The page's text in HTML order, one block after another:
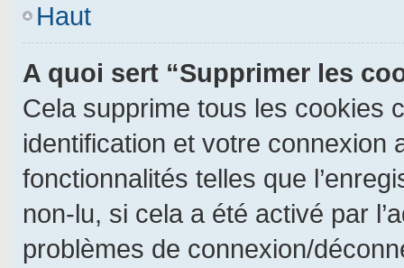
Haut
A quoi sert “Supprimer les
Cela supprime tous les cookies
identification et votre connexion
fonctionnalités telles que
non-lu, si cela a été activé par
problèmes de connexion/